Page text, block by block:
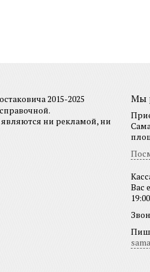
2015-2025
ни рекламой, ни
Мы
Вас
19:00